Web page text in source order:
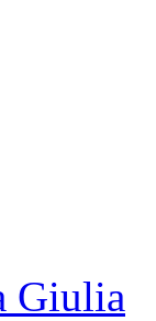
Giulia